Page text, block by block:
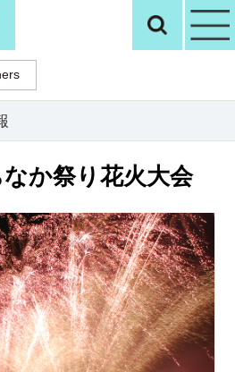
観光いばらき検
か祭り花火大会